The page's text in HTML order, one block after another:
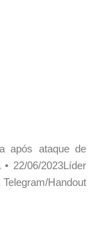
após ataque de
• 22/06/2023Líder
Handout